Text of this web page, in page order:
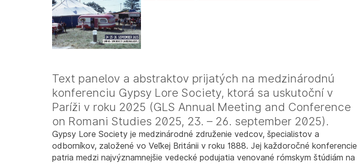
Text panelov a abstraktov prijatých na medzinárodnú
konferenciu Gypsy Lore Society, ktorá sa uskutoční v
Paríži v roku 2025 (GLS Annual Meeting and Conference
on Romani Studies 2025, 23. – 26. september 2025).
Gypsy Lore Society je medzinárodné združenie vedcov, špecialistov a
odborníkov, založené vo Veľkej Británii v roku 1888. Jej každoročné konferencie
patria medzi najvýznamnejšie vedecké podujatia venované rómskym štúdiám na